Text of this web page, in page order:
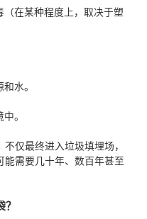
在某种程度上，取决于塑
水。
。
仅最终进入垃圾填埋场，
需要几十年、数百年甚至